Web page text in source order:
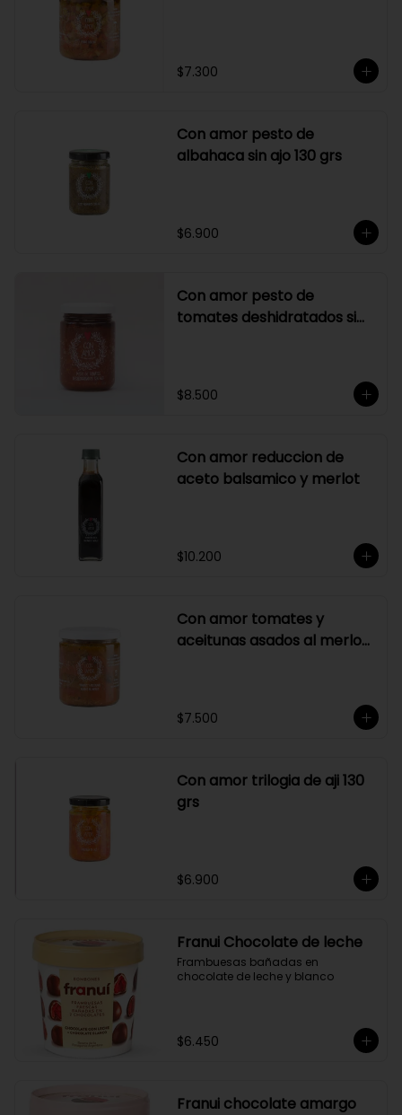
$7.300
Con amor pesto de
albahaca sin ajo 130 grs
$6.900
Con amor pesto de
tomates deshidratados sin
$8.500
Con amor reduccion de
aceto balsamico y merlot
$10.200
Con amor tomates y
aceitunas asados al merlot
$7.500
Con amor trilogia de aji 130
grs
$6.900
Franui Chocolate de leche
Frambuesas bañadas en
chocolate de leche y blanco
$6.450
Franui chocolate amargo